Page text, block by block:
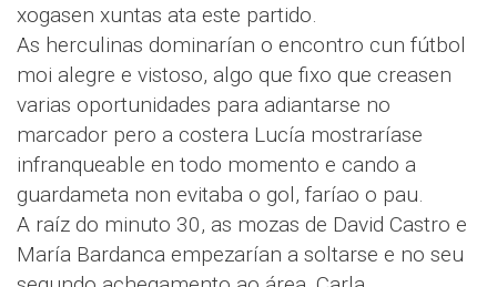
xogasen xuntas ata este partido.
As herculinas dominarían o encontro cun fútbol
moi alegre e vistoso, algo que fixo que creasen
varias oportunidades para adiantarse no
marcador pero a costera Lucía mostraríase
infranqueable en todo momento e cando a
guardameta non evitaba o gol, faríao o pau.
A raíz do minuto 30, as mozas de David Castro e
María Bardanca empezarían a soltarse e no seu